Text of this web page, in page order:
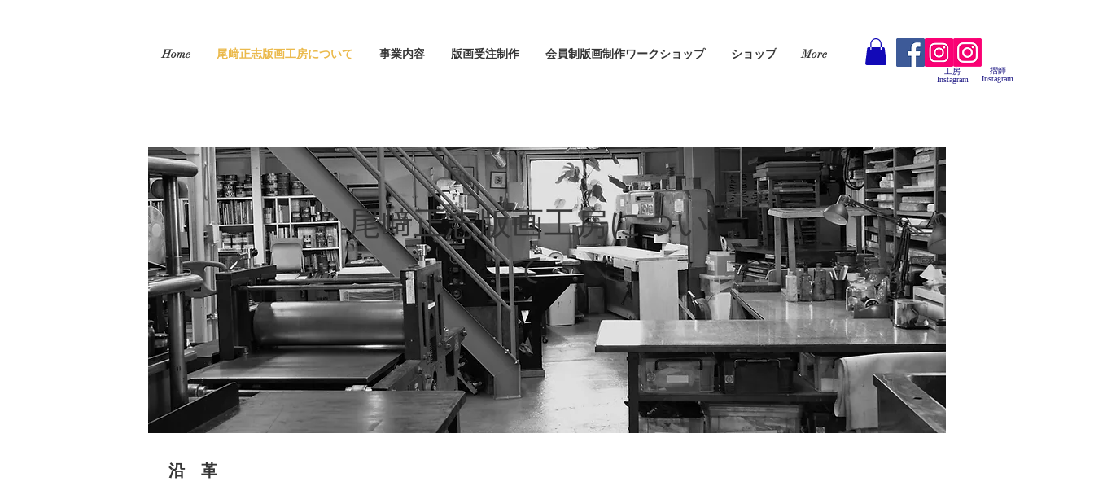
Home 尾﨑正志版画工房について 事業内容 版画受注制作 会員制版画制作ワークショップ ショップ More
工房
Instagram
摺師
Instagram
尾﨑正志版画工房につい
て
沿 革